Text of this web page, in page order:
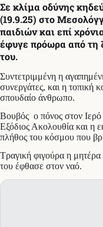
Σε κλίμα οδύνης
(19.9.25) στο
παιδιών και επί
έφυγε πρόωρα από τη
του.
Συντετριμμένη η
συνεργάτες, και η τοπική
σπουδαίο άνθρωπο.
Βουβός ο πόνος στον
Εξόδιος Ακολουθία και η
πλήθος του κόσμου που
Τραγική φιγούρα η
του έφθασε στον ναό.